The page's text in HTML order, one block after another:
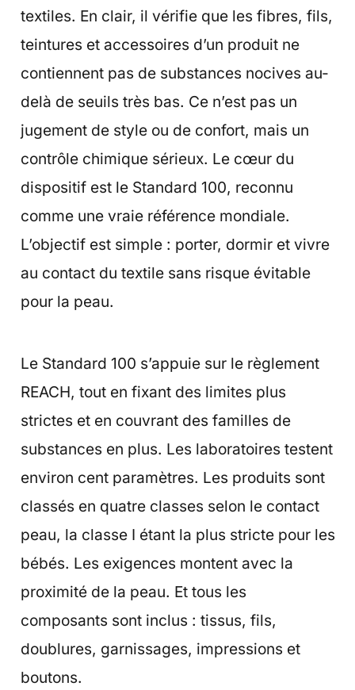
textiles. En clair, il vérifie que les fibres, fils,
teintures et accessoires d’un produit ne
contiennent pas de substances nocives au-
delà de seuils très bas. Ce n’est pas un
jugement de style ou de confort, mais un
contrôle chimique sérieux. Le cœur du
dispositif est le Standard 100, reconnu
comme une vraie référence mondiale.
L’objectif est simple : porter, dormir et vivre
au contact du textile sans risque évitable
pour la peau.
Le Standard 100 s’appuie sur le règlement
REACH, tout en fixant des limites plus
strictes et en couvrant des familles de
substances en plus. Les laboratoires testent
environ cent paramètres. Les produits sont
classés en quatre classes selon le contact
peau, la classe I étant la plus stricte pour les
bébés. Les exigences montent avec la
proximité de la peau. Et tous les
composants sont inclus : tissus, fils,
doublures, garnissages, impressions et
boutons.